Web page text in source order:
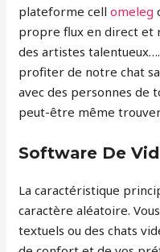
plateforme cellomeleg
propre flux en direct et
des artistes
profiter de notre chat
avec des personnes de
peut-être même trouver
Software De
La caractéristique
caractère aléatoire.
textuels ou des chats